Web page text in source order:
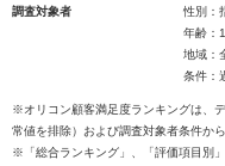
調査対象者
性別：
年齢：
地域：
条件：
※オリコン顧客満足度ランキングは、
常値を排除）および調査対象者条件か
※「総合ランキング」、「評価項目別